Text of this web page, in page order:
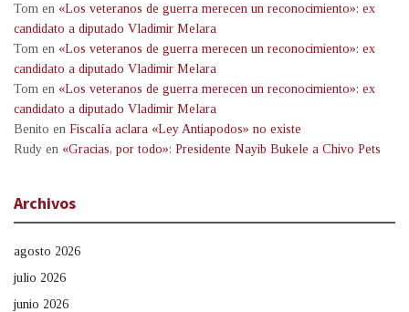
Tom en «Los veteranos de guerra merecen un reconocimiento»: ex
candidato a diputado Vladimir Melara
Tom en «Los veteranos de guerra merecen un reconocimiento»: ex
candidato a diputado Vladimir Melara
Tom en «Los veteranos de guerra merecen un reconocimiento»: ex
candidato a diputado Vladimir Melara
Benito en Fiscalía aclara «Ley Antiapodos» no existe
Rudy en «Gracias, por todo»: Presidente Nayib Bukele a Chivo Pets
Archivos
agosto 2026
julio 2026
junio 2026